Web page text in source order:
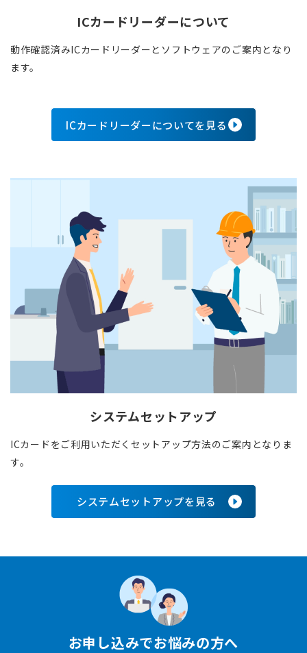
ICカードリーダーについて
動作確認済みICカードリーダーとソフトウェアのご案内となり
ます。
ICカードリーダーについてを見る
システムセットアップ
ICカードをご利用いただくセットアップ方法のご案内となりま
す。
システムセットアップを見る
お申し込みでお悩みの方へ